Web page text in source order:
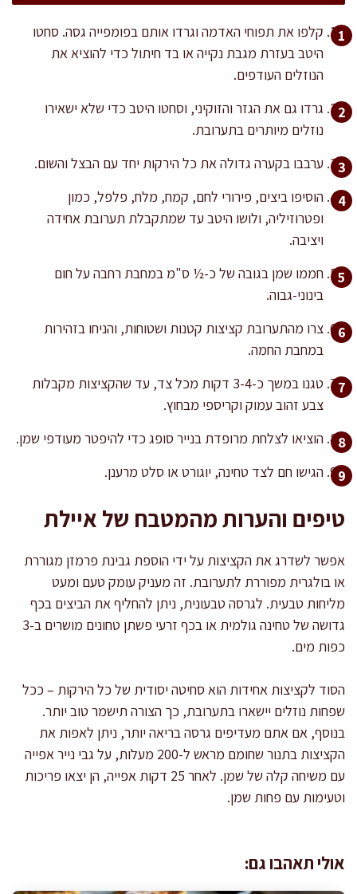
קלפו את תפוחי האדמה וגרדו אותם בפומפייה גסה. סחטו
היטב בעזרת מגבת נקייה או בד חיתול כדי להוציא את
הנוזלים העודפים.
גרדו גם את הגזר והזוקיני, וסחטו היטב כדי שלא ישאירו
נוזלים מיותרים בתערובת.
ערבבו בקערה גדולה את כל הירקות יחד עם הבצל והשום.
הוסיפו ביצים, פירורי לחם, קמח, מלח, פלפל, כמון
ופטרוזיליה, ולושו היטב עד שמתקבלת תערובת אחידה
ויציבה.
חממו שמן בגובה של כ-½ ס"מ במחבת רחבה על חום
בינוני-גבוה.
צרו מהתערובת קציצות קטנות ושטוחות, והניחו בזהירות
במחבת החמה.
טגנו במשך כ-3-4 דקות מכל צד, עד שהקציצות מקבלות
צבע זהוב עמוק וקריספי מבחוץ.
הוציאו לצלחת מרופדת בנייר סופג כדי להיפטר מעודפי שמן.
הגישו חם לצד טחינה, יוגורט או סלט מרענן.
טיפים והערות מהמטבח של איילת
אפשר לשדרג את הקציצות על ידי הוספת גבינת פרמזן מגוררת
או בולגרית מפוררת לתערובת. זה מעניק עומק טעם ומעט
מליחות טבעית. לגרסה טבעונית, ניתן להחליף את הביצים בכף
גדושה של טחינה גולמית או בכף זרעי פשתן טחונים מושרים ב-3
כפות מים.
הסוד לקציצות אחידות הוא סחיטה יסודית של כל הירקות – ככל
שפחות נוזלים יישארו בתערובת, כך הצורה תישמר טוב יותר.
בנוסף, אם אתם מעדיפים גרסה בריאה יותר, ניתן לאפות את
הקציצות בתנור שחומם מראש ל-200 מעלות, על גבי נייר אפייה
עם משיחה קלה של שמן. לאחר 25 דקות אפייה, הן יצאו פריכות
וטעימות עם פחות שמן.
אולי תאהבו גם: